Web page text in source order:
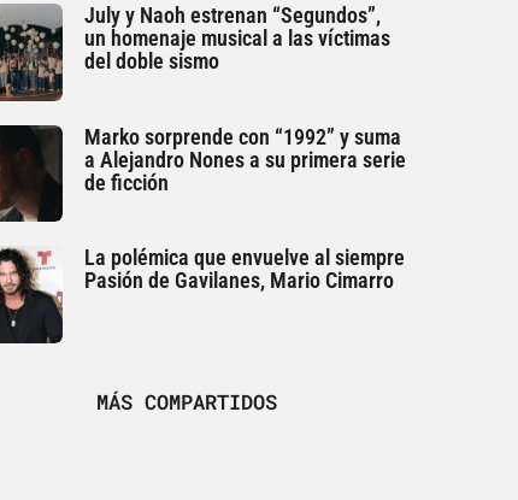
July y Naoh estrenan “Segundos”,
un homenaje musical a las víctimas
del doble sismo
Marko sorprende con “1992” y suma
a Alejandro Nones a su primera serie
de ficción
La polémica que envuelve al siempre
Pasión de Gavilanes, Mario Cimarro
MÁS COMPARTIDOS